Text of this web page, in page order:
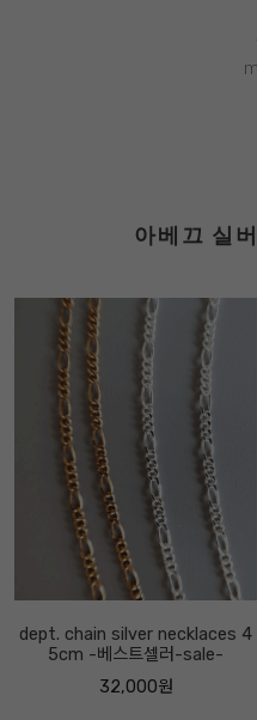
아베끄 실
dept. chain silver necklaces 4
5cm -베스트셀러-sale-
32,000원